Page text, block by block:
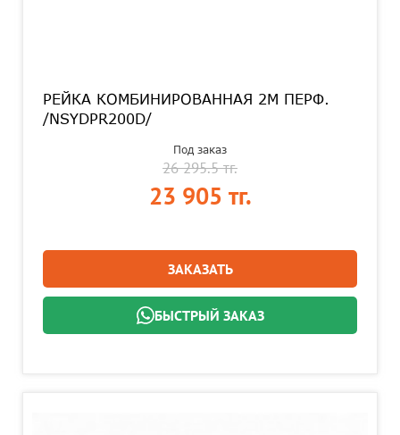
РЕЙКА КОМБИНИРОВАННАЯ 2М ПЕРФ.
/NSYDPR200D/
Под заказ
26 295.5 тг.
23 905 тг.
ЗАКАЗАТЬ
БЫСТРЫЙ ЗАКАЗ